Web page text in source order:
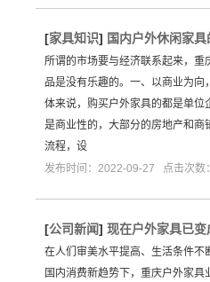
[家具知识] 国内户外休闲家具
所谓的市场要与经济联系起来，重
品是没有乐趣的。一、以商业为
体来说，购买户外家具的都是单位
是商业性的，大部分的房地产和商
流程，设
发布时间：2022-09-27 点击次数
[公司新闻] 现在户外家具已变
在人们审美水平提高、生活条件不
国内消费新趋势下，重庆户外家具